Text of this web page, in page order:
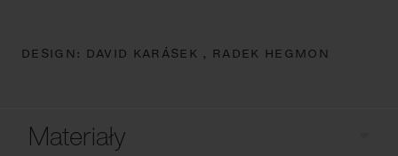
DESIGN: DAVID KARÁSEK , RADEK HEGMON
Materiały